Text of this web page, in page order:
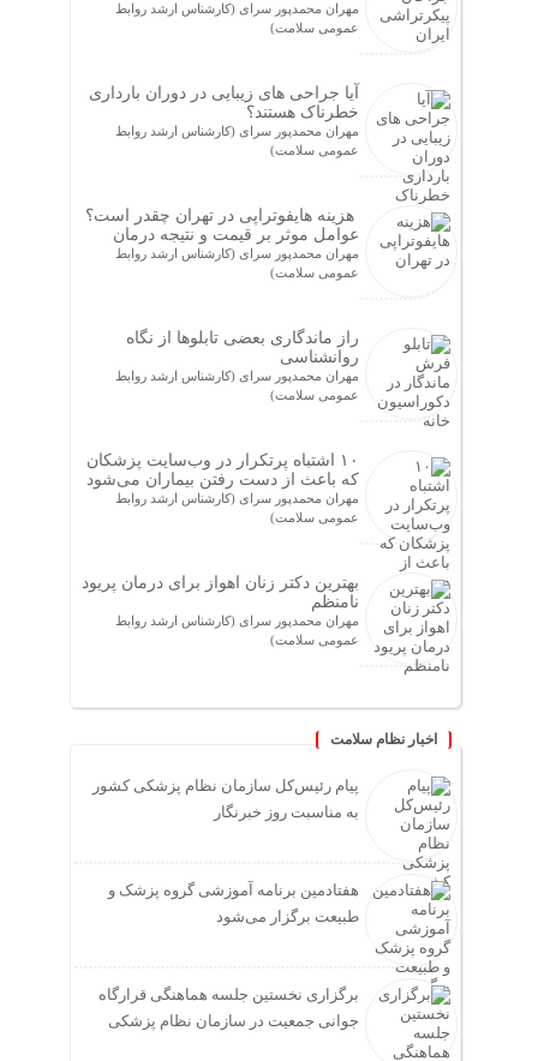
مهران محمدپور سرای (کارشناس ارشد روابط
عمومی سلامت)
آیا جراحی های زیبایی در دوران بارداری
خطرناک هستند؟
مهران محمدپور سرای (کارشناس ارشد روابط
عمومی سلامت)
هزینه هایفوتراپی در تهران چقدر است؟
عوامل موثر بر قیمت و نتیجه درمان
مهران محمدپور سرای (کارشناس ارشد روابط
عمومی سلامت)
راز ماندگاری بعضی تابلوها از نگاه
روانشناسی
مهران محمدپور سرای (کارشناس ارشد روابط
عمومی سلامت)
۱۰ اشتباه پرتکرار در وب‌سایت پزشکان
که باعث از دست رفتن بیماران می‌شود
مهران محمدپور سرای (کارشناس ارشد روابط
عمومی سلامت)
بهترین دکتر زنان اهواز برای درمان پریود
نامنظم
مهران محمدپور سرای (کارشناس ارشد روابط
عمومی سلامت)
اخبار نظام سلامت
پیام رئیس‌کل سازمان نظام پزشکی کشور
به مناسبت روز خبرنگار
هفتادمین برنامه آموزشی گروه پزشک و
طبیعت برگزار می‌شود
برگزاری نخستین جلسه هماهنگی قرارگاه
جوانی جمعیت در سازمان نظام پزشکی